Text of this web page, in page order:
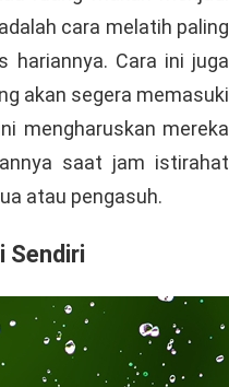
cara melatih paling
hariannya. Cara ini juga
akan segera memasuki
mengharuskan mereka
saat jam istirahat
atau pengasuh.
Sendiri